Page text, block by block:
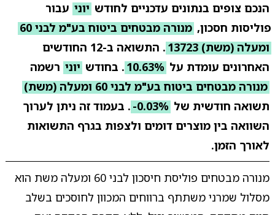
הנכם צופים בנתונים עדכניים לחודש יוני עבור
פוליסות חסכון,
מנורה מבטחים ביטוח בע"מ לבני 60
ומעלה (משת) 13723
. התשואה ב-12 החודשים
האחרונים עומדת על 10.63% . בחודש יוני רשמה
מנורה מבטחים ביטוח בע"מ לבני 60 ומעלה (משת)
תשואה חודשית של -0.03% . בעמוד זה ניתן לערוך
השוואה בין מוצרים דומים ולצפות בגרף התשואות
לאורך הזמן.
מנורה מבטחים פוליסת חיסכון לבני 60 ומעלה משת הוא
מסלול שמרני משתתף ברווחים המכוון לחוסכים בשלב